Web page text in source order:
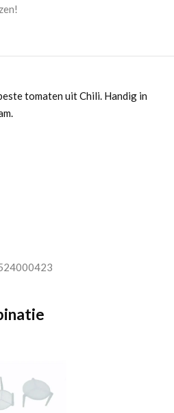
tomaten uit Chili. Handig in